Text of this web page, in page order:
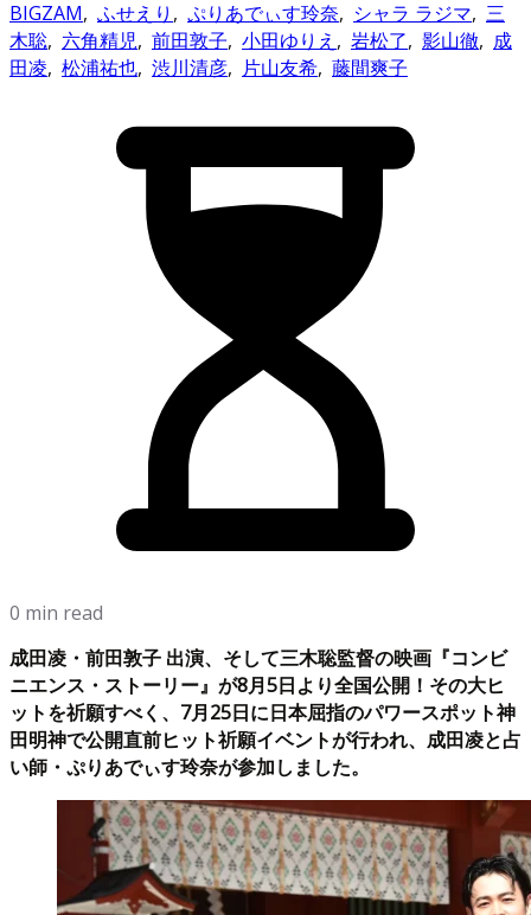
BIGZAM, ふせえり , ぷりあでぃす玲奈, シャラ ラジマ, 三
木聡, 六角精児, 前田敦子, 小田ゆりえ , 岩松了, 影山徹, 成
田凌, 松浦祐也, 渋川清彦, 片山友希, 藤間爽子
0 min read
成田凌・前田敦子 出演、そして三木聡監督の映画『コンビ
ニエンス・ストーリー』が8月5日より全国公開！その大ヒ
ットを祈願すべく、7月25日に日本屈指のパワースポット神
田明神で公開直前ヒット祈願イベントが行われ、成田凌と占
い師・ぷりあでぃす玲奈が参加しました。